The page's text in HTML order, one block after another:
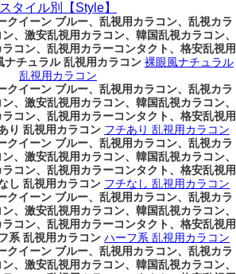
スタイル別【Style】
クイーン ブルー、乱視用カラコン、乱視カラ
、激安乱視用カラコン、韓国乱視カラコン、
コン、乱視用カラーコンタクト、格安乱視用
ナチュラル 乱視用カラコン 裸眼風ナチュラル
乱視用カラコン
クイーン ブルー、乱視用カラコン、乱視カラ
、激安乱視用カラコン、韓国乱視カラコン、
コン、乱視用カラーコンタクト、格安乱視用
り 乱視用カラコン フチあり 乱視用カラコン
クイーン ブルー、乱視用カラコン、乱視カラ
、激安乱視用カラコン、韓国乱視カラコン、
コン、乱視用カラーコンタクト、格安乱視用
し 乱視用カラコン フチなし 乱視用カラコン
クイーン ブルー、乱視用カラコン、乱視カラ
、激安乱視用カラコン、韓国乱視カラコン、
コン、乱視用カラーコンタクト、格安乱視用
系 乱視用カラコン ハーフ系 乱視用カラコン
クイーン ブルー、乱視用カラコン、乱視カラ
、激安乱視用カラコン、韓国乱視カラコン、